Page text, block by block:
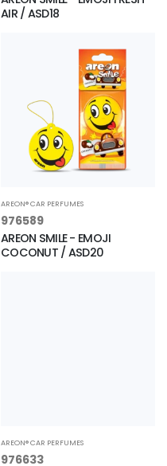
AIR / ASD18
AREON® CAR PERFUMES
976589
AREON SMILE - EMOJI
COCONUT / ASD20
AREON® CAR PERFUMES
976633